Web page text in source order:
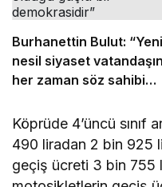
Burhanettin Bulut: “Yeni
nesil siyaset vatandaşın
her zaman söz sahibi
demokrasidir”
Köprüde 4’üncü sınıf
490 liradan 2 bin 925
geçiş ücreti 3 bin 755